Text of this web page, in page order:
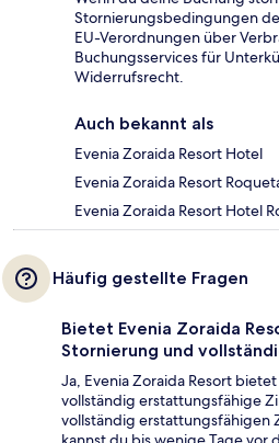
Stornierungsbedingungen
EU-Verordnungen über
Buchungsservices für
Widerrufsrecht.
Auch bekannt als
Evenia Zoraida Resort Hotel
Evenia Zoraida Resort
Evenia Zoraida Resort Hotel
Häufig gestellte Fragen
Bietet Evenia Zoraida
Stornierung und
Ja, Evenia Zoraida Resort
vollständig erstattungsfähige
vollständig erstattungsfähigen